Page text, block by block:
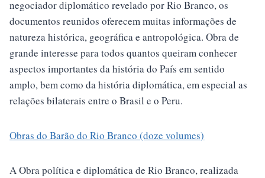
negociador diplomático revelado por Rio Branco, os
documentos reunidos oferecem muitas informações de
natureza histórica, geográfica e antropológica. Obra de
grande interesse para todos quantos queiram conhecer
aspectos importantes da história do País em sentido
amplo, bem como da história diplomática, em especial as
relações bilaterais entre o Brasil e o Peru.
Obras do Barão do Rio Branco (doze volumes)
A Obra política e diplomática de Rio Branco, realizada